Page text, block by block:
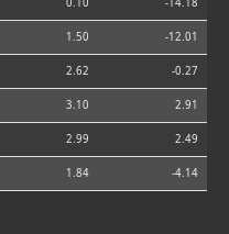
0.10 -14.18
1.50 -12.01
2.62 -0.27
3.10 2.91
2.99 2.49
1.84 -4.14